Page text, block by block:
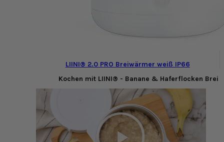
LIINI® 2.0 PRO Breiwärmer weiß IP66
Kochen mit LIINI® - Banane & Haferflocken Brei